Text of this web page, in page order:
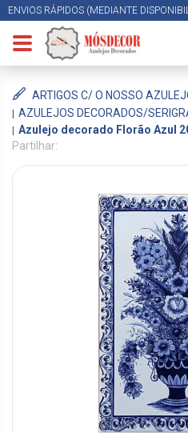
ENVIOS RÁPIDOS (MEDIANTE
ARTIGOS C/ O NOSSO
AZULEJOS DECORADOS/
Azulejo decorado Florão Azul
Partilhar: